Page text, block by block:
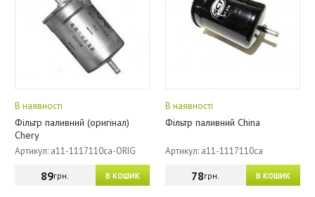
В наявності
Фільтр паливний (оригінал)
Chery
Артикул: a11-1117110ca-ORIG
В КОШИК
89грн.
В наявності
Фільтр паливний China
Артикул: a11-1117110ca
В КОШИК
78грн.